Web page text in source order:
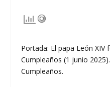
Portada: El papa León XIV
Cumpleaños (1 junio
Cumpleaños.